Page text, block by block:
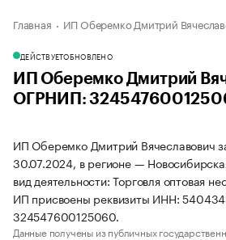
Главная ИП Оберемко Дмитрий
ДЕЙСТВУЕТОБНОВЛЕНО
ИП Оберемко Дмитрий
ОГРНИП:
ИП Оберемко Дмитрий Вячеславович
30.07.2024, в регионе —
вид деятельности: Торговля оптовая
ИП присвоены реквизиты ИНН:
324547600125060.
Данные получены из публичных